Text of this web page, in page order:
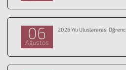
06
Ağustos
2026 Yılı Uluslararası